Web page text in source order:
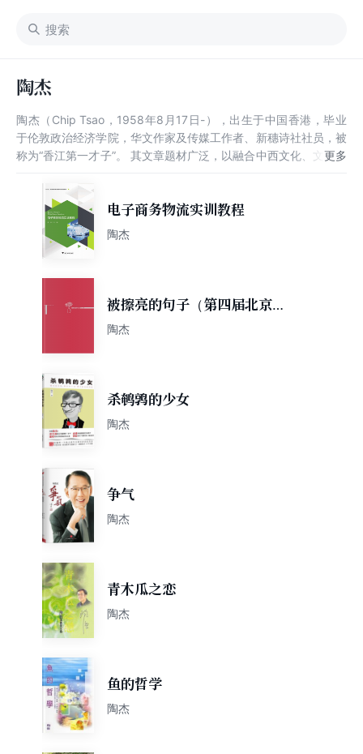
陶杰
陶杰（Chip Tsao，1958年8月17日-），出生于中国香港，毕业
于伦敦政治经济学院，华文作家及传媒工作者、新穗诗社社员，被
称为“香江第一才子”。 其文章题材广泛，以融合中西文化、文笔辛
奖，其他知名的作品还有《挥春之二》《爱的迷踪》等。
电子商务物流实训教程
陶杰
被擦亮的句子（第四届北京文
艺网国际诗歌奖第一部诗集
陶杰
杀鹌鹑的少女
陶杰
争气
陶杰
青木瓜之恋
陶杰
鱼的哲学
陶杰